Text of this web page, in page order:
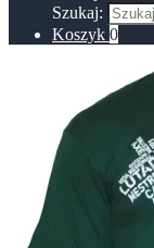
Szukaj:
Koszyk 0